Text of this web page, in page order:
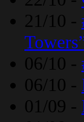
21/10 -
06/10 -
06/10 -
01/09 -